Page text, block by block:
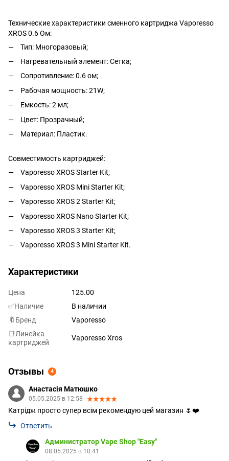
Технические характеристики сменного картриджа Vaporesso
XROS 0.6 Ом:
Тип: Многоразовый;
Нагревательный элемент: Сетка;
Сопротивление: 0.6 ом;
Рабочая мощность: 21W;
Емкость: 2 мл;
Цвет: Прозрачный;
Материал: Пластик.
Совместимость картриджей:
Vaporesso XROS Starter Kit;
Vaporesso XROS Mini Starter Kit;
Vaporesso XROS 2 Starter Kit;
Vaporesso XROS Nano Starter Kit;
Vaporesso XROS 3 Starter Kit;
Vaporesso XROS 3 Mini Starter Kit.
Характеристики
Цена
125.00
✅Наличие
В наличии
🔖Бренд
Vaporesso
📑Линейка
картриджей
Vaporesso Xros
Отзывы 4
Анастасія Матюшко
05.05.2025 в 12:58
Катрідж просто супер всім рекомендую цей магазин 🌷❤️
Ответить
Администратор Vape Shop "Easy"
08.05.2025 в 10:41